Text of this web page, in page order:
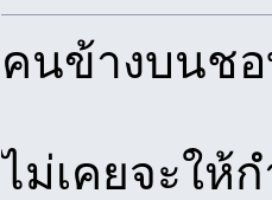
คนข้างบนช
ไม่เคยจะให้